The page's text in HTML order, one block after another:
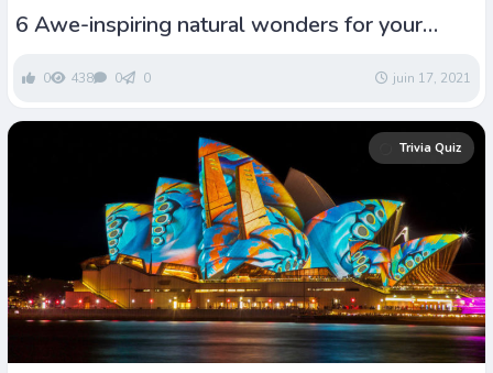
6 Awe-inspiring natural wonders for your
0 438 0 0 juin 17, 2021
Trivia Quiz